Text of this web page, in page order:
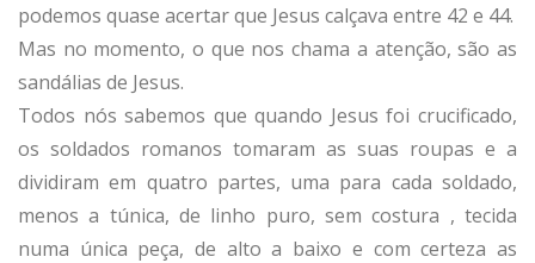
podemos quase acertar que Jesus calçava entre 42 e 44.
Mas no momento, o que nos chama a atenção, são as
sandálias de Jesus.
Todos nós sabemos que quando Jesus foi crucificado,
os soldados romanos tomaram as suas roupas e a
dividiram em quatro partes, uma para cada soldado,
menos a túnica, de linho puro, sem costura , tecida
numa única peça, de alto a baixo e com certeza as